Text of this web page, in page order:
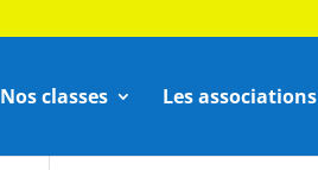
Nos classes Les associations